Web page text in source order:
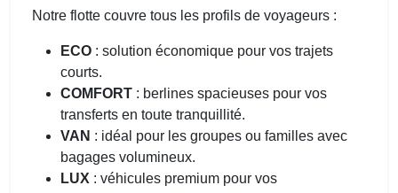
Notre flotte couvre tous les profils de voyageurs :
ECO : solution économique pour vos trajets
courts.
COMFORT : berlines spacieuses pour vos
transferts en toute tranquillité.
VAN : idéal pour les groupes ou familles avec
bagages volumineux.
LUX : véhicules premium pour vos